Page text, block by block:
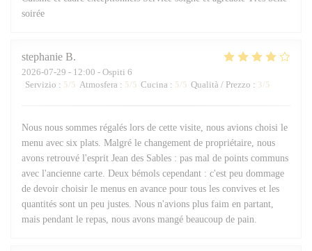
soirée
stephanie B
2026-07-29 - 12:00 - Ospiti 6
Servizio : 5/5 Atmosfera : 5/5 Cucina : 5/5 Qualità / Prezzo : 3/5
Nous nous sommes régalés lors de cette visite, nous avions choisi le
menu avec six plats. Malgré le changement de propriétaire, nous
avons retrouvé l'esprit Jean des Sables : pas mal de points communs
avec l'ancienne carte. Deux bémols cependant : c'est peu dommage
de devoir choisir le menus en avance pour tous les convives et les
quantités sont un peu justes. Nous n'avions plus faim en partant,
mais pendant le repas, nous avons mangé beaucoup de pain.